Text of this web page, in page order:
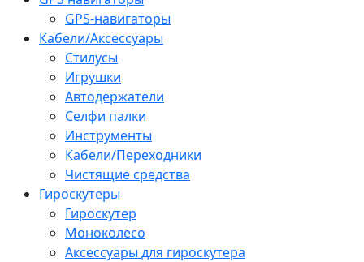
GPS-навигаторы
Кабели/Аксессуары
Стилусы
Игрушки
Автодержатели
Селфи палки
Инструменты
Кабели/Переходники
Чистящие средства
Гироскутеры
Гироскутер
Моноколесо
Аксессуары для гироскутера